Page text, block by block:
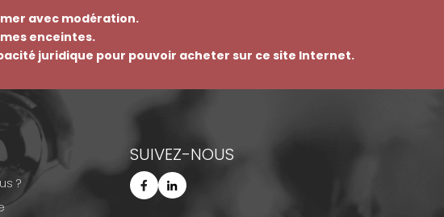
avec modération.
enceintes.
juridique pour pouvoir acheter sur ce site Internet.
?
SUIVEZ-NOUS